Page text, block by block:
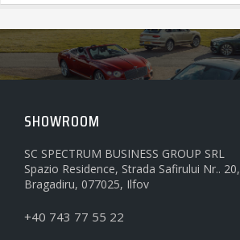
SHOWROOM
SC SPECTRUM BUSINESS GROUP SRL
Spazio Residence, Strada Safirului Nr.. 20,
Bragadiru, 077025, Ilfov
+40 743 77 55 22